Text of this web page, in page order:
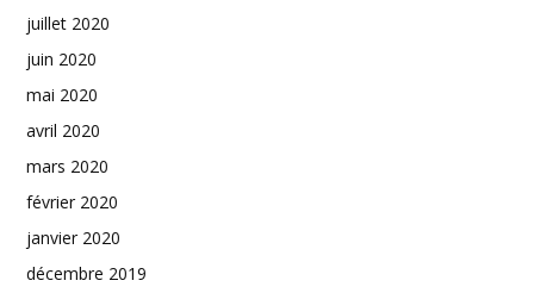
juillet 2020
juin 2020
mai 2020
avril 2020
mars 2020
février 2020
janvier 2020
décembre 2019